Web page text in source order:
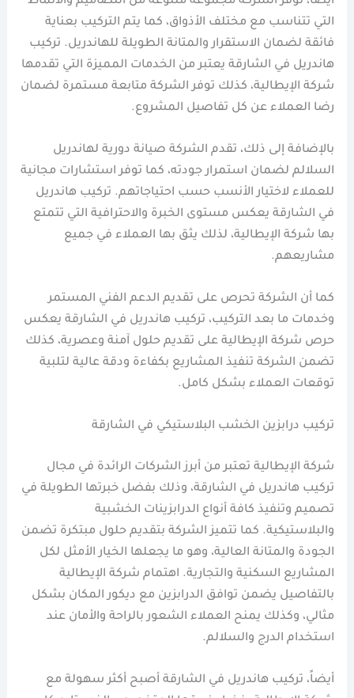
التي تتناسب مع مختلف الأذواق، كما يتم التركيب بعناية
فائقة لضمان الاستقرار والمتانة الطويلة للهاندريل. تركيب
هاندريل في الشارقة يعتبر من الخدمات المميزة التي تقدمها
شركة الإيطالية، كذلك توفر الشركة متابعة مستمرة لضمان
رضا العملاء عن كل تفاصيل المشروع.
بالإضافة إلى ذلك، تقدم الشركة صيانة دورية لهاندريل
السلالم لضمان استمرار جودته، كما توفر استشارات مجانية
للعملاء لاختيار الأنسب حسب احتياجاتهم. تركيب هاندريل
في الشارقة يعكس مستوى الخبرة والاحترافية التي تتمتع
بها شركة الإيطالية، لذلك يثق بها العملاء في جميع
مشاريعهم.
كما أن الشركة تحرص على تقديم الدعم الفني المستمر
وخدمات ما بعد التركيب، تركيب هاندريل في الشارقة يعكس
حرص شركة الإيطالية على تقديم حلول آمنة وعصرية، كذلك
تضمن الشركة تنفيذ المشاريع بكفاءة ودقة عالية لتلبية
توقعات العملاء بشكل كامل.
تركيب درابزين الخشب البلاستيكي في الشارقة
شركة الإيطالية تعتبر من أبرز الشركات الرائدة في مجال
تركيب هاندريل في الشارقة، وذلك بفضل خبرتها الطويلة في
تصميم وتنفيذ كافة أنواع الدرابزينات الخشبية
والبلاستيكية. كما تتميز الشركة بتقديم حلول مبتكرة تضمن
الجودة والمتانة العالية، وهو ما يجعلها الخيار الأمثل لكل
المشاريع السكنية والتجارية. اهتمام شركة الإيطالية
بالتفاصيل يضمن توافق الدرابزين مع ديكور المكان بشكل
مثالي، وكذلك يمنح العملاء الشعور بالراحة والأمان عند
استخدام الدرج والسلالم.
أيضاً، تركيب هاندريل في الشارقة أصبح أكثر سهولة مع